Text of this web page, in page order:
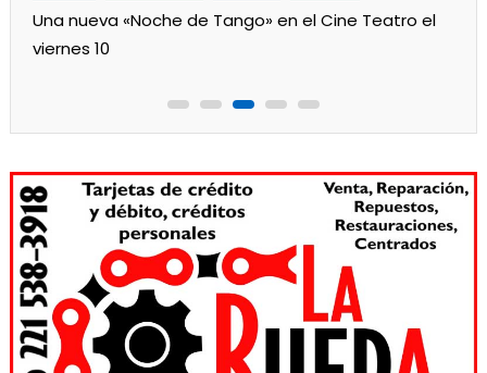
Los jardines de Ensenada iniciaron la salita de 1 año